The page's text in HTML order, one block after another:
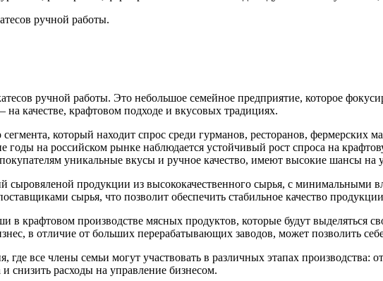
ручной работы. Это небольшое семейное предприятие, которое
качестве, крафтовом подходе и вкусовых традициях.
который находит спрос среди гурманов, ресторанов, фермерских
годы на российском рынке наблюдается устойчивый рост спроса на
уникальные вкусы и ручное качество, имеют высокие шансы на
сыровяленой продукции из высококачественного сырья, с
сырья, что позволит обеспечить стабильное качество
в крафтовом производстве мясных продуктов, которые будут выделяться
в отличие от больших перерабатывающих заводов, может позволить
где все члены семьи могут участвовать в различных этапах производства:
снизить расходы на управление бизнесом.